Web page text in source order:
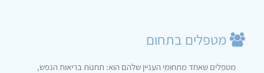
מטפלים בתחום
מטפלים שאחד מתחומי העניין שלהם הוא: תחנות בריאות הנפש,